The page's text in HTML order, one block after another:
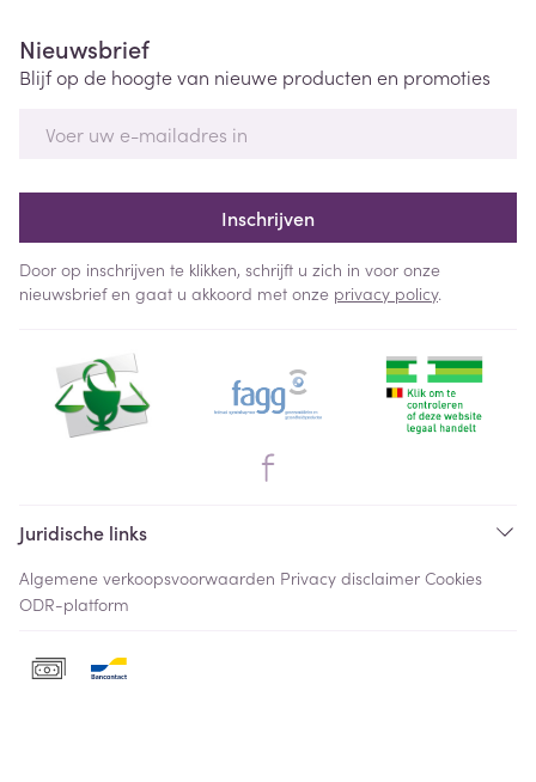
Nieuwsbrief
Blijf op de hoogte van nieuwe producten en promoties
Inschrijven
Door op inschrijven te klikken, schrijft u zich in voor onze
nieuwsbrief en gaat u akkoord met onze privacy policy.
Juridische links
Algemene verkoopsvoorwaarden Privacy disclaimer Cookies
ODR-platform